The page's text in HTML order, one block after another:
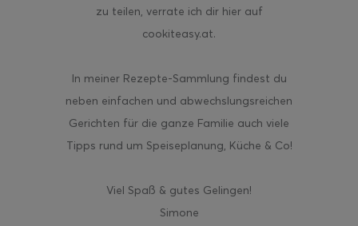
zu teilen, verrate ich dir hier auf
cookiteasy.at.
In meiner Rezepte-Sammlung findest du
neben einfachen und abwechslungsreichen
Gerichten für die ganze Familie auch viele
Tipps rund um Speiseplanung, Küche & Co!
Viel Spaß & gutes Gelingen!
Simone